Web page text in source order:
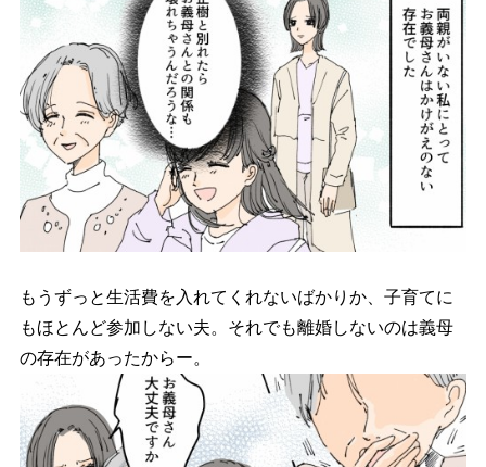
もうずっと生活費を入れてくれないばかりか、子育てに
もほとんど参加しない夫。それでも離婚しないのは義母
の存在があったからー。